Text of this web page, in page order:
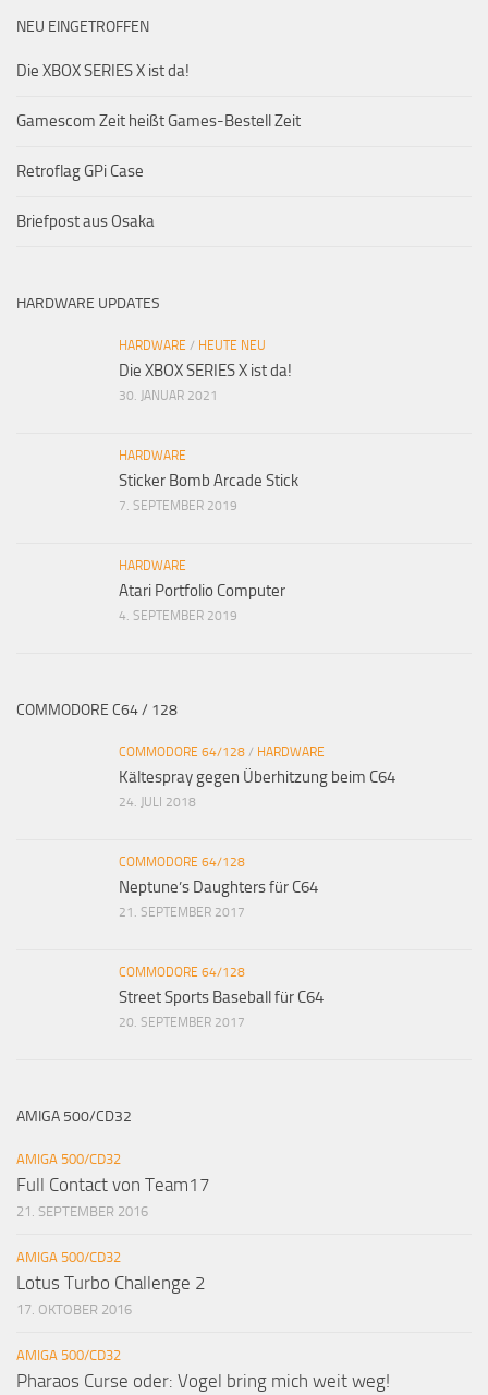
NEU EINGETROFFEN
Die XBOX SERIES X ist da!
Gamescom Zeit heißt Games-Bestell Zeit
Retroflag GPi Case
Briefpost aus Osaka
HARDWARE UPDATES
HARDWARE / HEUTE NEU
Die XBOX SERIES X ist da!
30. JANUAR 2021
HARDWARE
Sticker Bomb Arcade Stick
7. SEPTEMBER 2019
HARDWARE
Atari Portfolio Computer
4. SEPTEMBER 2019
COMMODORE C64 / 128
COMMODORE 64/128 / HARDWARE
Kältespray gegen Überhitzung beim C64
24. JULI 2018
COMMODORE 64/128
Neptune’s Daughters für C64
21. SEPTEMBER 2017
COMMODORE 64/128
Street Sports Baseball für C64
20. SEPTEMBER 2017
AMIGA 500/CD32
AMIGA 500/CD32
Full Contact von Team17
21. SEPTEMBER 2016
AMIGA 500/CD32
Lotus Turbo Challenge 2
17. OKTOBER 2016
AMIGA 500/CD32
Pharaos Curse oder: Vogel bring mich weit weg!